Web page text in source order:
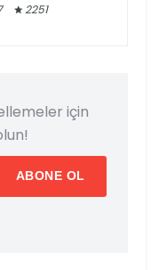
2251
için